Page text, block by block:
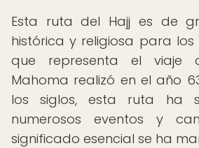
Esta ruta del Hajj es de
histórica y religiosa para los
que representa el viaje
Mahoma realizó en el año
los siglos, esta ruta ha
numerosos eventos y
significado esencial se ha